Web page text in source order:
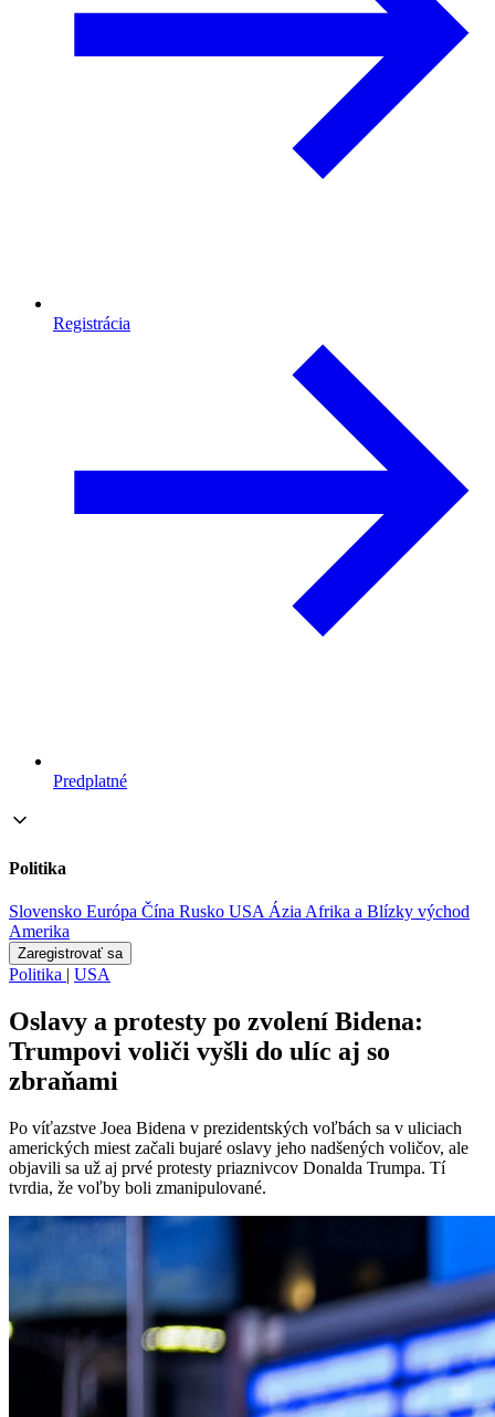
Registrácia
Predplatné
Politika
Slovensko Európa Čína Rusko USA ÁziaAfrika a Blízky východ
Amerika
Zaregistrovať sa
Politika | USA
Oslavy a protesty po zvolení Bidena:
Trumpovi voliči vyšli do ulíc aj so
zbraňami
Po víťazstve Joea Bidena v prezidentských voľbách sa v uliciach
amerických miest začali bujaré oslavy jeho nadšených voličov, ale
objavili sa už aj prvé protesty priaznivcov Donalda Trumpa. Tí
tvrdia, že voľby boli zmanipulované.